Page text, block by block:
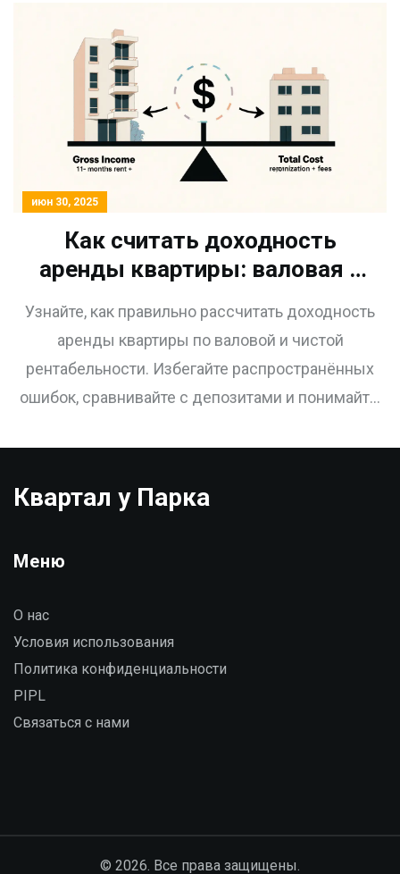
июн 30, 2025
Как считать доходность
аренды квартиры: валовая и
Узнайте, как правильно рассчитать доходность
аренды квартиры по валовой и чистой
рентабельности. Избегайте распространённых
ошибок, сравнивайте с депозитами и понимайте,
Квартал у Парка
Меню
О нас
Условия использования
Политика конфиденциальности
PIPL
Связаться с нами
© 2026. Все права защищены.